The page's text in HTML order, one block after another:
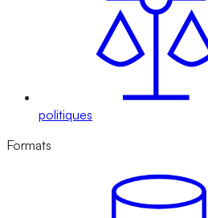
politiques
Formats